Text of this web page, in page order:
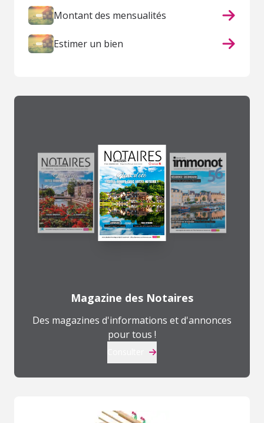
Montant des mensualités
Estimer un bien
Magazine des Notaires
Des magazines d'informations et d'annonces
pour tous !